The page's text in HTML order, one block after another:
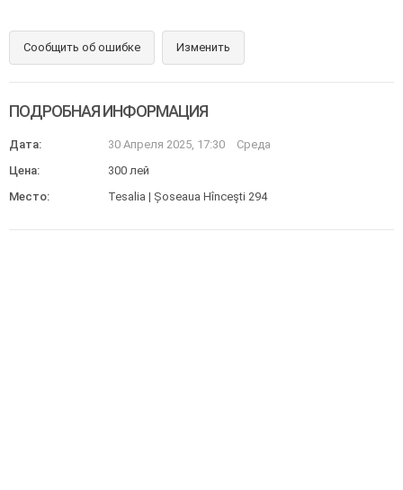
Сообщить об ошибке Изменить
ПОДРОБНАЯ ИНФОРМАЦИЯ
Дата: 30 Апреля 2025, 17:30
Среда
Цена:
300 лей
Место:
Tesalia | Șoseaua Hînceşti 294